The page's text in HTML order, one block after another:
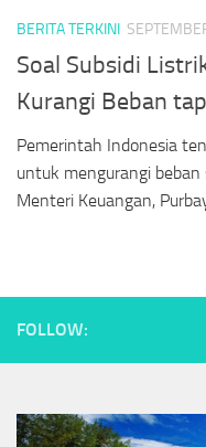
BERITA TERKINI
Soal Subsidi
Kurangi Beban
Pemerintah Indonesia
untuk mengurangi
Menteri Keuangan,
FOLLOW: